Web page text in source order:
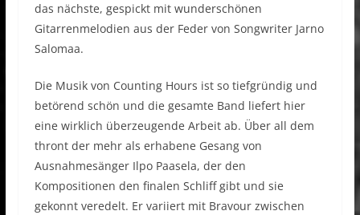
das nächste, gespickt mit wunderschönen
Gitarrenmelodien aus der Feder von Songwriter Jarno
Salomaa.
Die Musik von Counting Hours ist so tiefgründig und
betörend schön und die gesamte Band liefert hier
eine wirklich überzeugende Arbeit ab. Über all dem
thront der mehr als erhabene Gesang von
Ausnahmesänger Ilpo Paasela, der den
Kompositionen den finalen Schliff gibt und sie
gekonnt veredelt. Er variiert mit Bravour zwischen